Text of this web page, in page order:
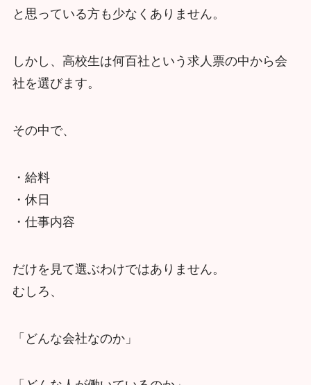
と思っている方も少なくありません。
しかし、高校生は何百社という求人票の中から会
社を選びます。
その中で、
・給料
・休日
・仕事内容
だけを見て選ぶわけではありません。
むしろ、
「どんな会社なのか」